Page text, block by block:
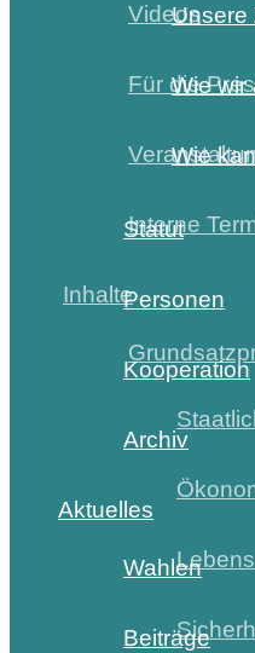
Videos
Für die
Interne
Inhalte
Unsere
Wie wir
Wie
Statut
Personen
Kooperation
Archiv
Aktuelles
Wahlen
Beiträge